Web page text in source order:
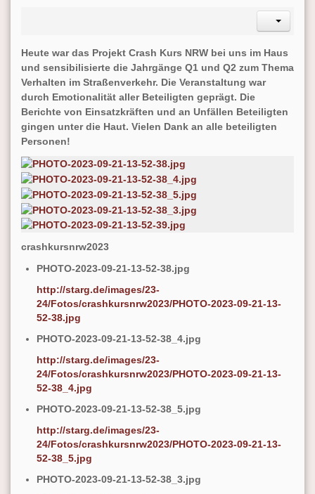
Heute war das Projekt Crash Kurs NRW bei uns im Haus
und sensibilisierte die Jahrgänge Q1 und Q2 zum Thema
Verhalten im Straßenverkehr. Die Veranstaltung war
durch Emotionalität aller Beteiligten geprägt. Die
Berichte von Einsatzkräften und an Unfällen Beteiligten
gingen unter die Haut. Vielen Dank an alle beteiligten
Personen!
crashkursnrw2023
PHOTO-2023-09-21-13-52-38.jpg
http://starg.de/images/23-
24/Fotos/crashkursnrw2023/PHOTO-2023-09-21-13-
52-38.jpg
PHOTO-2023-09-21-13-52-38_4.jpg
http://starg.de/images/23-
24/Fotos/crashkursnrw2023/PHOTO-2023-09-21-13-
52-38_4.jpg
PHOTO-2023-09-21-13-52-38_5.jpg
http://starg.de/images/23-
24/Fotos/crashkursnrw2023/PHOTO-2023-09-21-13-
52-38_5.jpg
PHOTO-2023-09-21-13-52-38_3.jpg